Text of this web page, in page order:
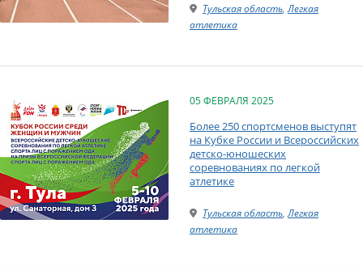
Тульская область,Легкая
атлетика
05 ФЕВРАЛЯ 2025
Более 250 спортсменов выступят
на Кубке России и Всероссийских
детско-юношеских
соревнованиях по легкой
атлетике
Тульская область,Легкая
атлетика